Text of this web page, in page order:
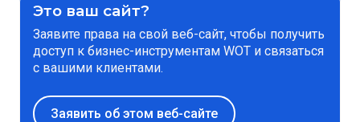
Это ваш сайт?
Заявите права на свой веб-сайт, чтобы получить
доступ к бизнес-инструментам WOT и связаться
с вашими клиентами.
Заявить об этом веб-сайте